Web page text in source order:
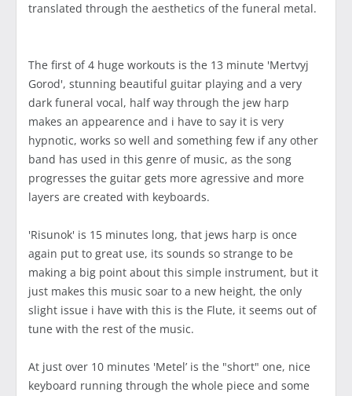
translated through the aesthetics of the funeral metal.
The first of 4 huge workouts is the 13 minute 'Mertvyj
Gorod', stunning beautiful guitar playing and a very
dark funeral vocal, half way through the jew harp
makes an appearence and i have to say it is very
hypnotic, works so well and something few if any other
band has used in this genre of music, as the song
progresses the guitar gets more agressive and more
layers are created with keyboards.
'Risunok' is 15 minutes long, that jews harp is once
again put to great use, its sounds so strange to be
making a big point about this simple instrument, but it
just makes this music soar to a new height, the only
slight issue i have with this is the Flute, it seems out of
tune with the rest of the music.
At just over 10 minutes 'Metel’ is the "short" one, nice
keyboard running through the whole piece and some